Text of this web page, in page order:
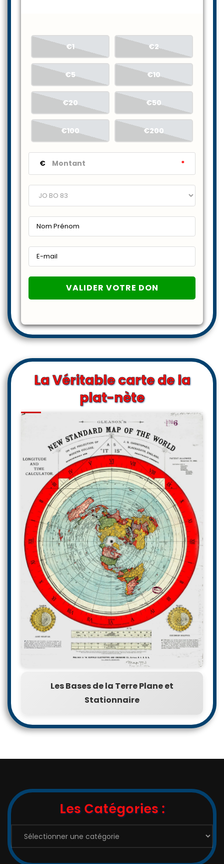
€1 €2
€5 €10
€20 €50
€100 €200
€ *
La Véritable carte de la
plat-nète
Les Bases de la Terre Plane et
Stationnaire
Les Catégories :
Catégories